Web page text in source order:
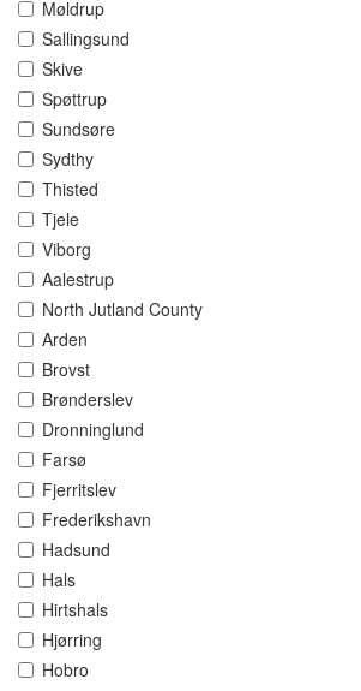
Møldrup
Sallingsund
Skive
Spøttrup
Sundsøre
Sydthy
Thisted
Tjele
Viborg
Aalestrup
North Jutland County
Arden
Brovst
Brønderslev
Dronninglund
Farsø
Fjerritslev
Frederikshavn
Hadsund
Hals
Hirtshals
Hjørring
Hobro